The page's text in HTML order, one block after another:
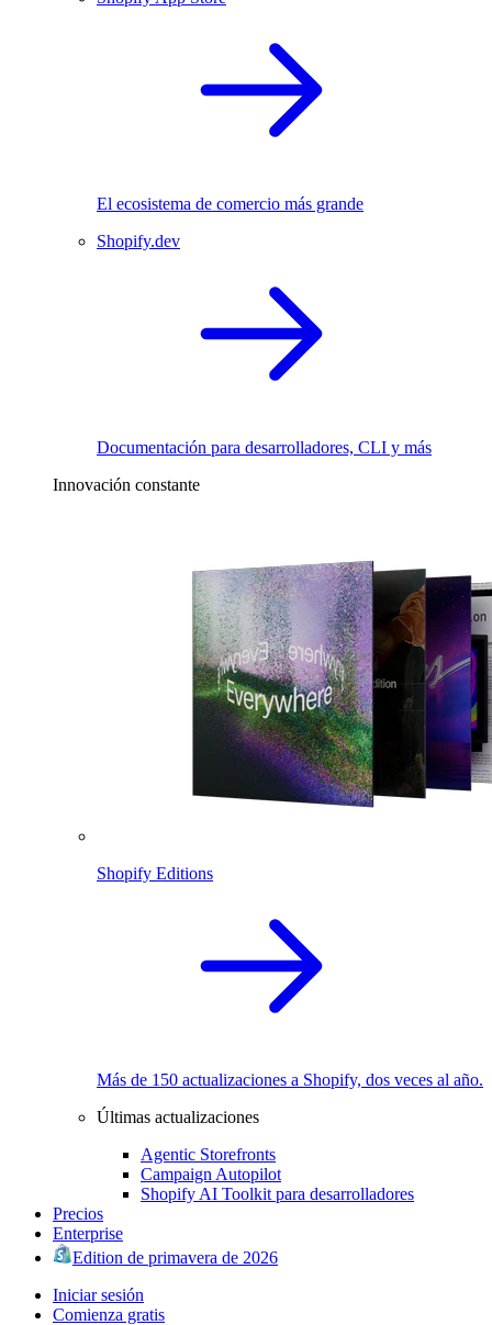
El ecosistema de comercio más grande
Shopify.dev
Documentación para desarrolladores, CLI y más
Innovación constante
Shopify Editions
Más de 150 actualizaciones a Shopify, dos veces al año.
Últimas actualizaciones
Agentic Storefronts
Campaign Autopilot
Shopify AI Toolkit para desarrolladores
Precios
Enterprise
Edition de primavera de 2026
Iniciar sesión
Comienza gratis